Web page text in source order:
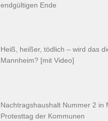
endgültigen Ende
Heiß, heißer, tödlich – wird das
Mannheim? [mit Video]
Nachtragshaushalt Nummer 2 in
Protesttag der Kommunen